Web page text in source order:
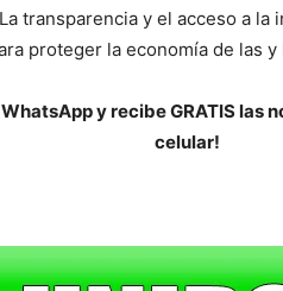
transparencia y el acceso a
proteger la economía de las
y recibe GRATIS
celular!